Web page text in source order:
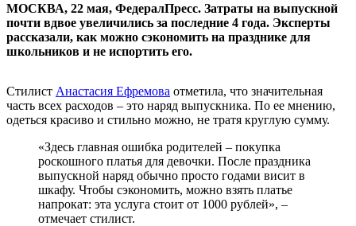
МОСКВА, 22 мая, ФедералПресс. Затраты на выпускной
почти вдвое увеличились за последние 4 года. Эксперты
рассказали, как можно сэкономить на празднике для
школьников и не испортить его.
Стилист Анастасия Ефремова отметила, что значительная
часть всех расходов – это наряд выпускника. По ее мнению,
одеться красиво и стильно можно, не тратя круглую сумму.
«Здесь главная ошибка родителей – покупка
роскошного платья для девочки. После праздника
выпускной наряд обычно просто годами висит в
шкафу. Чтобы сэкономить, можно взять платье
напрокат: эта услуга стоит от 1000 рублей», –
отмечает стилист.